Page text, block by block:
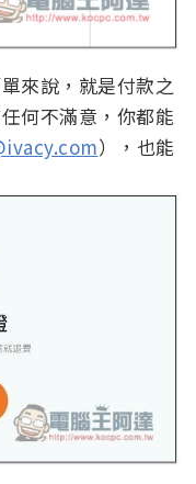
來說，就是付款之
何不滿意，你都能
），也能